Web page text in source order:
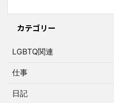
カテゴリー
LGBTQ関連
仕事
日記